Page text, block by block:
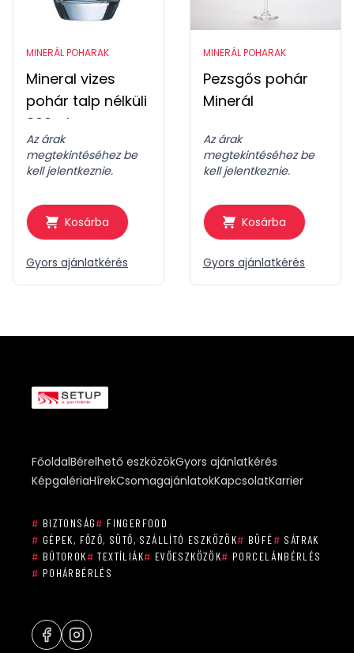
MINERÁL POHARAK
Mineral vizes
pohár talp nélküli
300ml
Az árak
megtekintéséhez be
kell jelentkeznie.
Kosárba
Gyors ajánlatkérés
MINERÁL POHARAK
Pezsgős pohár
Minerál
Az árak
megtekintéséhez be
kell jelentkeznie.
Kosárba
Gyors ajánlatkérés
FőoldalBérelhető eszközökGyors ajánlatkérés
KépgalériaHírekCsomagajánlatokKapcsolatKarrier
# BIZTONSÁG# FINGERFOOD
# GÉPEK, FŐZŐ, SÜTŐ, SZÁLLÍTÓ ESZKÖZÖK# BÜFÉ# SÁTRAK
# BÚTOROK# TEXTÍLIÁK# EVŐESZKÖZÖK# PORCELÁNBÉRLÉS
# POHÁRBÉRLÉS